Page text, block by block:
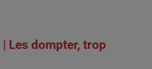
Les dompter, trop